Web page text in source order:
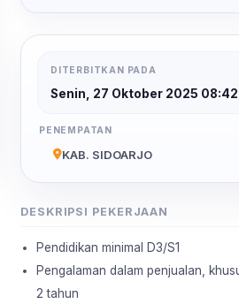
DITERBITKAN PADA
Senin, 27 Oktober 2025 08:42
PENEMPATAN
KAB. SIDOARJO
DESKRIPSI PEKERJAAN
Pendidikan minimal D3/S1
Pengalaman dalam penjualan,
2 tahun